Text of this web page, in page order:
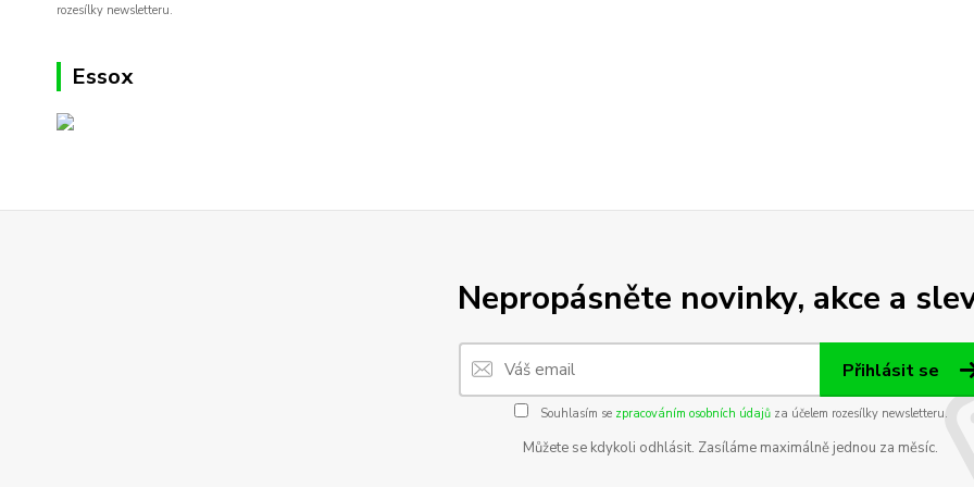
rozesílky newsletteru.
Essox
Nepropásněte novinky, akce a
Přihlásit se
Souhlasím se zpracováním osobních údajůza účelem rozesílky newsletteru.
Můžete se kdykoli odhlásit. Zasíláme maximálně jednou za měsíc.